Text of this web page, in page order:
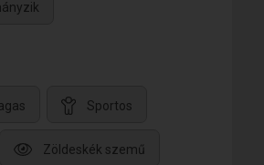
Sportos
Zöldeskék szemű